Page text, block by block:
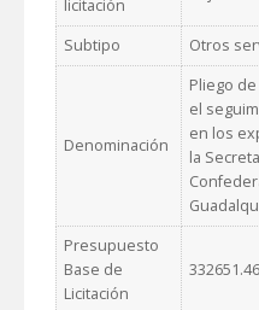
licitación
Subtipo Otros
Denominación
Pliego
el
en los
la
Presupuesto
Base de
Licitación
332651.46